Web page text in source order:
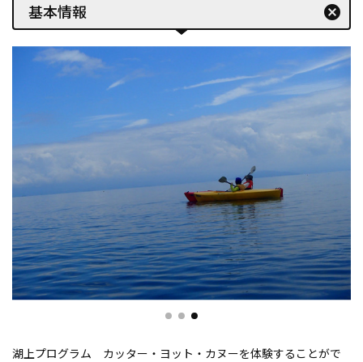
基本情報 cancel
湖上プログラム カッター・ヨット・カヌーを体験することがで